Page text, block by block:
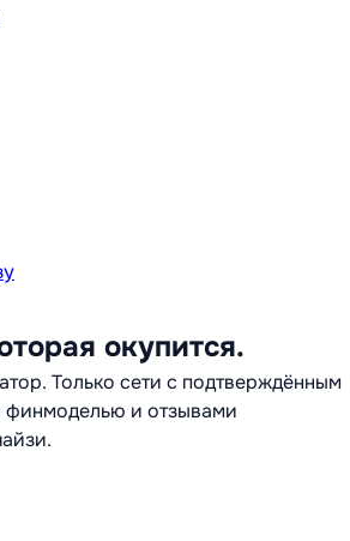
окупится.
Только сети с подтверждённым
финмоделью и отзывами